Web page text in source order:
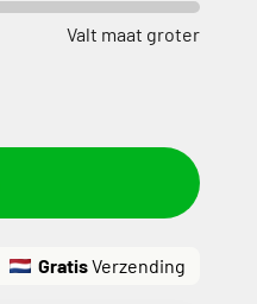
Valt maat groter
GratisVerzending